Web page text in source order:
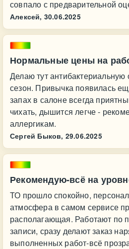
совпало с предварительной
Алексей, 30.06.2025
Нормальные цены на
Делаю тут антибактериальную
сезон. Привычка появилась
запах в салоне всегда
чихать, дышится легче -
аллергикам.
Сергей Быков, 29.06.2025
Рекомендую-всё на
ТО прошло спокойно,
атмосфера в самом сервисе
располагающая. Работают по
записи, сразу делают заказ
выполненных работ-всё